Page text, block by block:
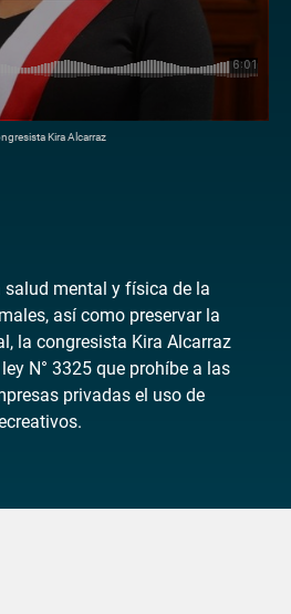
Kira Alcarraz
salud mental y física de la
así como preservar la
la congresista Kira Alcarraz
N° 3325 que prohíbe a las
privadas el uso de